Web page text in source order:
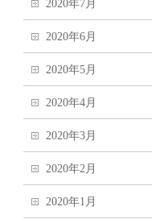
2020年7月
2020年6月
2020年5月
2020年4月
2020年3月
2020年2月
2020年1月